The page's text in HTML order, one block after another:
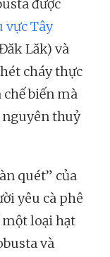
được
vực Tây
Lăk) và
cháy thực
biến mà
thuỷ
quét” của
yêu cà phê
loại hạt
và